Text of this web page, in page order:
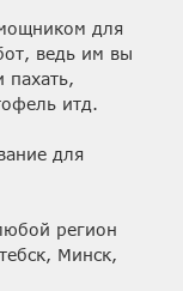
для
ведь им вы
пахать,
итд.
для
регион
Минск,